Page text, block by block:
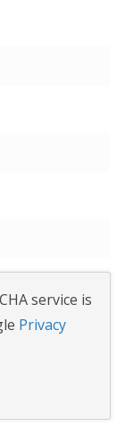
service is
Privacy